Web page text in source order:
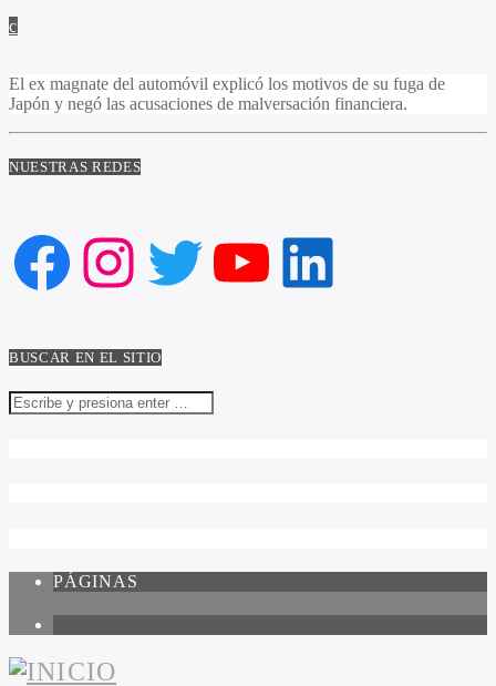
El ex magnate del automóvil explicó los motivos de su fuga de
Japón y negó las acusaciones de malversación financiera.
NUESTRAS REDES
Facebook
Instagram
Twitter
YouTube
LinkedIn
BUSCAR EN EL SITIO
PÁGINAS